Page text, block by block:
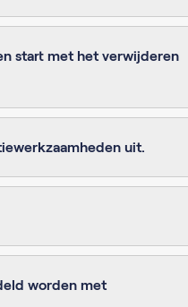
start met het verwijderen
uit.
worden met